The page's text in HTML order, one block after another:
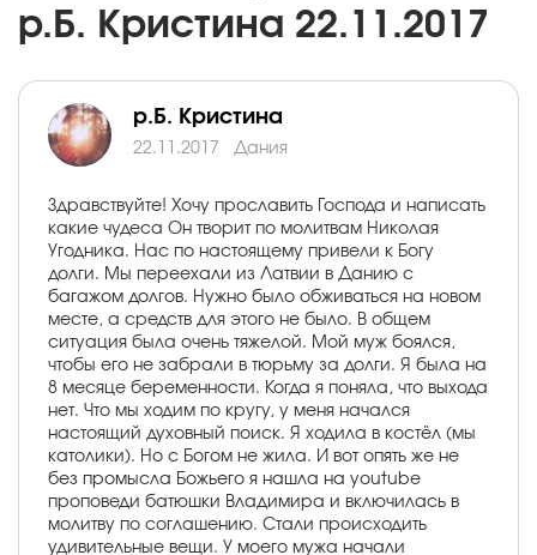
р.Б. Кристина 22.11.2017
р.Б. Кристина
22.11.2017 Дания
Здравствуйте! Хочу прославить Господа и написать
какие чудеса Он творит по молитвам Николая
Угодника. Нас по настоящему привели к Богу
долги. Мы переехали из Латвии в Данию с
багажом долгов. Нужно было обживаться на новом
месте, а средств для этого не было. В общем
ситуация была очень тяжелой. Мой муж боялся,
чтобы его не забрали в тюрьму за долги. Я была на
8 месяце беременности. Когда я поняла, что выхода
нет. Что мы ходим по кругу, у меня начался
настоящий духовный поиск. Я ходила в костёл (мы
католики). Но с Богом не жила. И вот опять же не
без промысла Божьего я нашла на youtube
проповеди батюшки Владимира и включилась в
молитву по соглашению. Стали происходить
удивительные вещи. У моего мужа начали